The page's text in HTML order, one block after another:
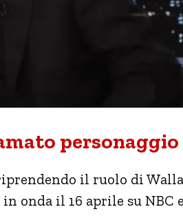
personaggio
il ruolo di
onda il 16 aprile su NBC e